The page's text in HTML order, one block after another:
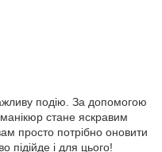
подію. За допомогою
стане яскравим
просто потрібно оновити
підійде і для цього!